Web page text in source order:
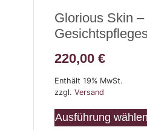
Glorious Skin –
220,00 €
Enthält 19% MwSt.
zzgl. Versand
Ausführung wählen